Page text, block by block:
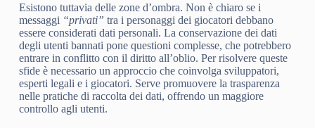
Esistono tuttavia delle zone d’ombra. Non è chiaro se i
messaggi “privati” tra i personaggi dei giocatori debbano
essere considerati dati personali. La conservazione dei dati
degli utenti bannati pone questioni complesse, che potrebbero
entrare in conflitto con il diritto all’oblio. Per risolvere queste
sfide è necessario un approccio che coinvolga sviluppatori,
esperti legali e i giocatori. Serve promuovere la trasparenza
nelle pratiche di raccolta dei dati, offrendo un maggiore
controllo agli utenti.